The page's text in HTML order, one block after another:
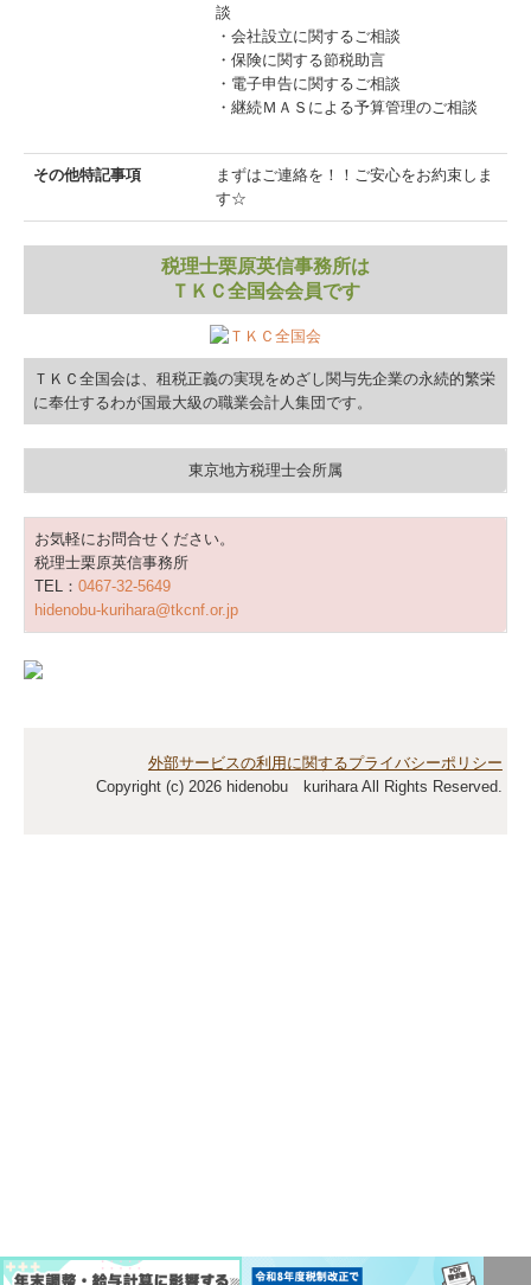
談
・会社設立に関するご相談
・保険に関する節税助言
・電子申告に関するご相談
・継続ＭＡＳによる予算管理のご相談
その他特記事項
まずはご連絡を！！ご安心をお約束しま
す☆
税理士栗原英信事務所は
ＴＫＣ全国会会員です
ＴＫＣ全国会は、租税正義の実現をめざし関与先企業の永続的繁栄
に奉仕するわが国最大級の職業会計人集団です。
東京地方税理士会所属
お気軽にお問合せください。
税理士栗原英信事務所
TEL： 0467-32-5649
hidenobu-kurihara@tkcnf.or.jp
外部サービスの利用に関するプライバシーポリシー
Copyright (c) 2026 hidenobu kurihara All Rights Reserved.